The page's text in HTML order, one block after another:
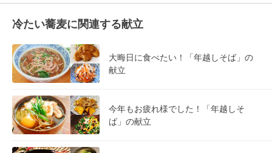
冷たい蕎麦に関連する献立
大晦日に食べたい！「年越しそば」の
献立
今年もお疲れ様でした！「年越しそ
ば」の献立